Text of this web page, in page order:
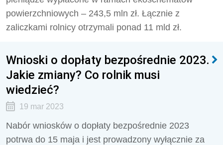
powierzchniowych – 243,5 mln zł. Łącznie z
zaliczkami rolnicy otrzymali ponad 11 mld zł.
Wnioski o dopłaty bezpośrednie 2023.
Jakie zmiany? Co rolnik musi
wiedzieć?
19 mar 2023
Nabór wniosków o dopłaty bezpośrednie 2023
potrwa do 15 maja i jest prowadzony wyłącznie za